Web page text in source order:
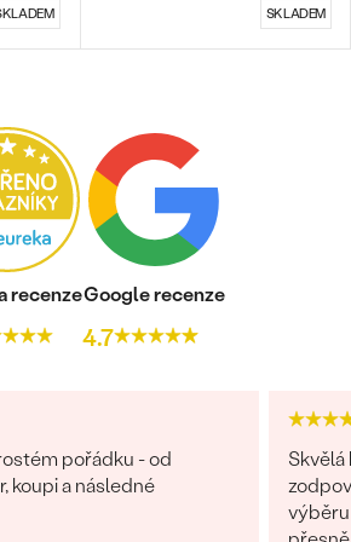
SKLADEM
recenzeGoogle recenze
4.7
pořádku - od
koupi a následné